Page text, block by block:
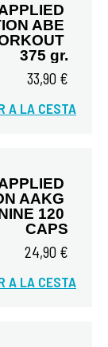
ABE
375 gr.
33,90 €
A LA CESTA
AAKG
120
CAPS
24,90 €
A LA CESTA